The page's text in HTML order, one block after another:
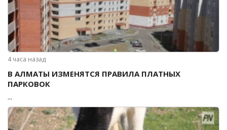
4 часа назад
В АЛМАТЫ ИЗМЕНЯТСЯ ПРАВИЛА ПЛАТНЫХ
ПАРКОВОК
...